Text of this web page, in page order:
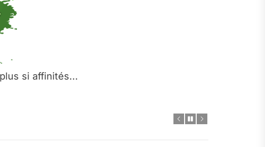
si affinités...
Lacôte
Velin)